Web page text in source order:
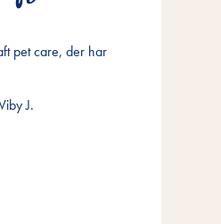
pet care, der har
J.
pet care, der har
J.
pet care, der har
J.